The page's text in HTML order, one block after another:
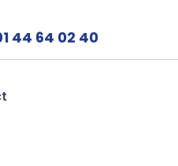
44 64 02 40